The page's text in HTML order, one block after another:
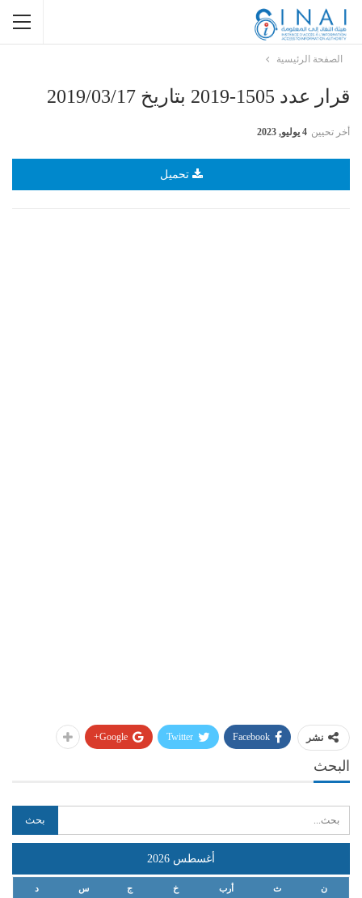
الصفحة الرئيسية
قرار عدد 1505-2019 بتاريخ 2019/03/17
أخر تحيين 4 يوليو, 2023
تحميل
نشر Facebook
Twitter
Google+
البحث
أغسطس 2026
ن ث أرب خ ج س د